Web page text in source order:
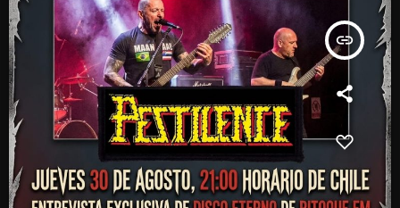
insert_link